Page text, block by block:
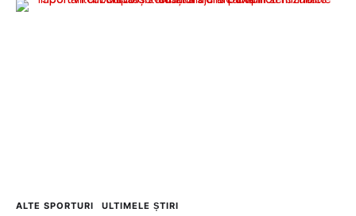
ALTE SPORTURI ULTIMELE ȘTIRI